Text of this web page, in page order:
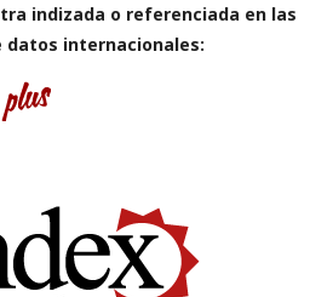
indizada o referenciada en las
datos internacionales: